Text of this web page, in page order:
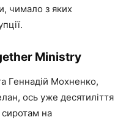
чимало з яких
Ministry
Геннадій Мохненко,
ось уже десятиліття
на